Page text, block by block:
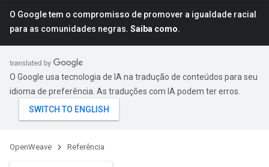
O Google tem o compromisso de promover a igualdade racial
para as comunidades negras. Saiba como.
O Google usa tecnologia de IA na tradução de conteúdos para seu
idioma de preferência. As traduções com IA podem ter erros.
OpenWeave Referência